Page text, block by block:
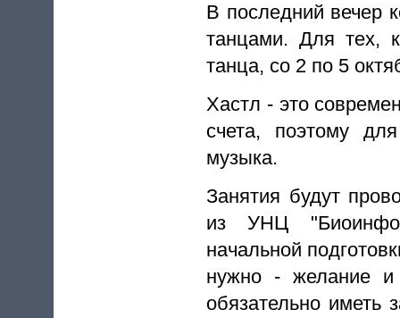
В последний вечер
танцами. Для тех,
танца, со 2 по 5
Хастл - это
счета, поэтому
музыка.
Занятия будут
из УНЦ
начальной
нужно - желание
обязательно иметь